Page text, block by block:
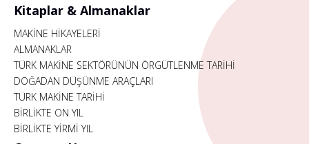
Kitaplar & Almanaklar
MAKİNE HİKAYELERİ
ALMANAKLAR
TÜRK MAKİNE SEKTÖRÜNÜN ÖRGÜTLENME TARİHİ
DOĞADAN DÜŞÜNME ARAÇLARI
TÜRK MAKİNE TARİHİ
BİRLİKTE ON YIL
BİRLİKTE YİRMİ YIL